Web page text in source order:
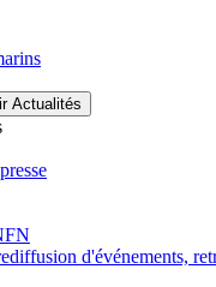
Actualités
d'événements,